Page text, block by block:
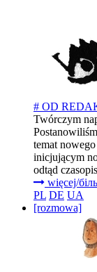
# OD
Twórczym
temat
inicjującym
odtąd
więcej/
PL DE UA
[rozmowa]